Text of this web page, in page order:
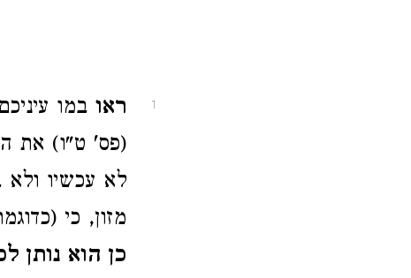
1 ראו במו
(פס' ט"ו) את
לא עכשיו ולא
מזון, כי
כן הוא נותן